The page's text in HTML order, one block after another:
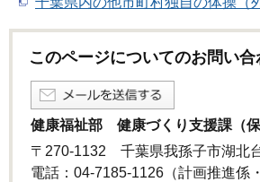
このページについてのお問い合
健康福祉部 健康づくり支援課（保
〒270-1132 千葉県我孫子市湖北
電話：04-7185-1126（計画推進係